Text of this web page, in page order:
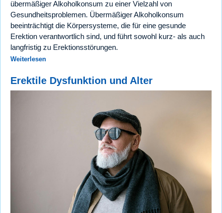
übermäßiger Alkoholkonsum zu einer Vielzahl von
Gesundheitsproblemen. Übermäßiger Alkoholkonsum
beeinträchtigt die Körpersysteme, die für eine gesunde
Erektion verantwortlich sind, und führt sowohl kurz- als auch
langfristig zu Erektionsstörungen.
Weiterlesen
Erektile Dysfunktion und Alter